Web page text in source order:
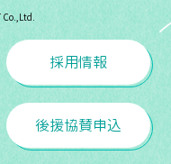
Co.,Ltd.
採用情報
後援協賛申込